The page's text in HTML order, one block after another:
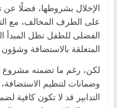
الإخلال بشروطها، فضلًا عن
على الطرف المخالف، مع
الفضلى للطفل تظل المبدأ
المتعلقة بالاستضافة
لكن، رغم ما تضمنه
وضمانات لتنظيم
التدابير قد لا تكون كافية